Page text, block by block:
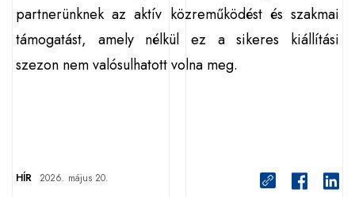
partnerünknek az aktív közreműködést és szakmai
támogatást, amely nélkül ez a sikeres kiállítási
szezon nem valósulhatott volna meg.
HÍR 2026. május 20.